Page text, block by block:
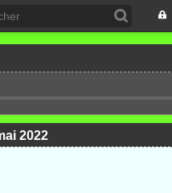
2022